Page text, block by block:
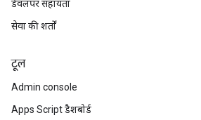
डेवलपर सहायता
सेवा की शर्तों
टूल
Admin console
Apps Script डैशबोर्ड